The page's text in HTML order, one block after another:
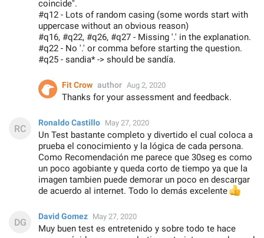
coincide".
#q12 - Lots of random casing (some words start with
uppercase without an obvious reason)
#q16, #q22, #q26, #q27 - Missing '.' in the explanation.
#q22 - No '.' or comma before starting the question.
#q25 - sandia* -> should be sandía.
Fit Crow author Aug 2, 2020
Thanks for your assessment and feedback.
Ronaldo Castillo May 27, 2020
Un Test bastante completo y divertido el cual coloca a
prueba el conocimiento y la lógica de cada persona.
Como Recomendación me parece que 30seg es como
un poco agobiante y queda corto de tiempo ya que la
imagen tambien puede demorar un poco en descargar
de acuerdo al internet. Todo lo demás excelente
👍
David Gomez May 27, 2020
Muy buen test es entretenido y sobre todo te hace